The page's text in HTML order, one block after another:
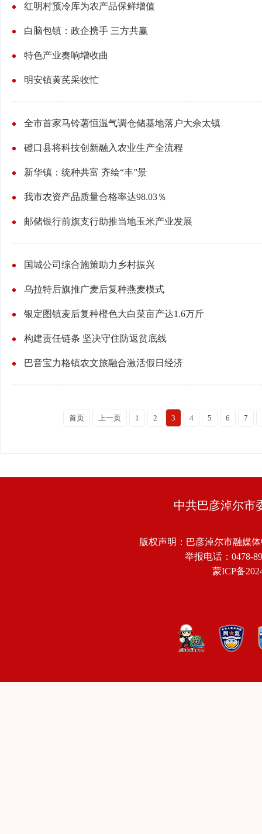
红明村预冷库为农产品保鲜增值
白脑包镇：政企携手 三方共赢
特色产业奏响增收曲
明安镇黄芪采收忙
全市首家马铃薯恒温气调仓储基地落户大佘太镇
磴口县将科技创新融入农业生产全流程
新华镇：统种共富 齐绘“丰”景
我市农资产品质量合格率达98.03％
邮储银行前旗支行助推当地玉米产业发展
国城公司综合施策助力乡村振兴
乌拉特后旗推广麦后复种燕麦模式
银定图镇麦后复种橙色大白菜亩产达1.6万斤
构建责任链条 坚决守住防返贫底线
巴音宝力格镇农文旅融合激活假日经济
首页 上一页 1 2 3 4 5 6 7
中共巴彦淖尔市
版权声明：巴彦淖尔市融媒
举报电话：0478-
蒙ICP备